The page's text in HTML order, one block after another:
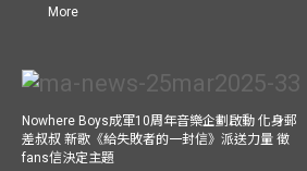
More
Nowhere Boys成軍10周年音樂企劃啟動 化身郵
差叔叔 新歌《給失敗者的一封信》派送力量 徵
fans信決定主題